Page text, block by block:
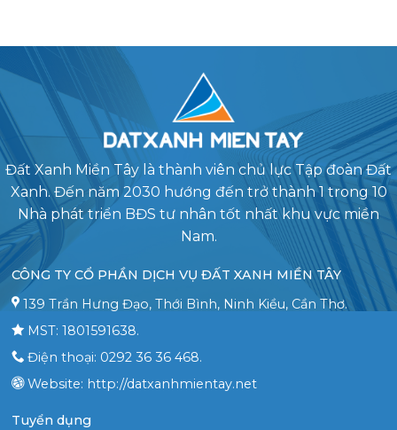
Đất Xanh Miền Tây là thành viên chủ lực Tập đoàn Đất
Xanh. Đến năm 2030 hướng đến trở thành 1 trong 10
Nhà phát triển BĐS tư nhân tốt nhất khu vực miền
Nam.
CÔNG TY CỔ PHẦN DỊCH VỤ ĐẤT XANH MIỀN TÂY
139 Trần Hưng Đạo, Thới Bình, Ninh Kiều, Cần Thơ.
MST: 1801591638.
Điện thoại: 0292 36 36 468.
Website: http://datxanhmientay.net
Tuyển dụng